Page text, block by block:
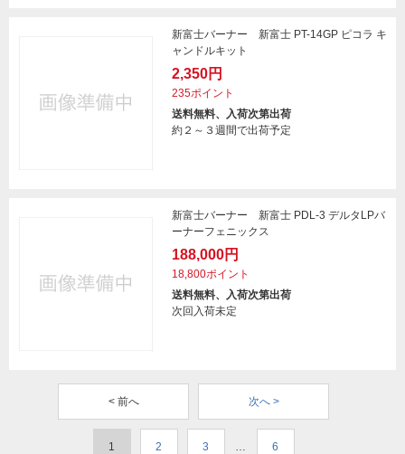
新富士バーナー 新富士 PT-14GP ピコラ キ
ャンドルキット
2,350円
235ポイント
送料無料、入荷次第出荷
約２～３週間で出荷予定
新富士バーナー 新富士 PDL-3 デルタLPバ
ーナーフェニックス
188,000円
18,800ポイント
送料無料、入荷次第出荷
次回入荷未定
< 前へ 次へ >
1 2 3 … 6